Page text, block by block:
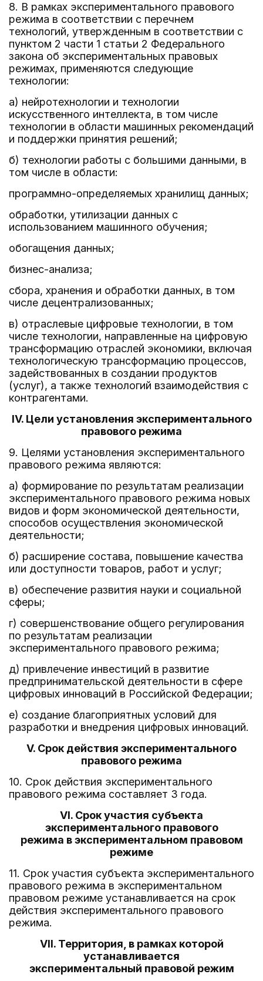
8. В рамках экспериментального правового
режима в соответствии с перечнем
технологий, утвержденным в соответствии с
пунктом 2 части 1 статьи 2 Федерального
закона об экспериментальных правовых
режимах, применяются следующие
технологии:
а) нейротехнологии и технологии
искусственного интеллекта, в том числе
технологии в области машинных рекомендаций
и поддержки принятия решений;
б) технологии работы с большими данными, в
том числе в области:
программно-определяемых хранилищ данных;
обработки, утилизации данных с
использованием машинного обучения;
обогащения данных;
бизнес-анализа;
сбора, хранения и обработки данных, в том
числе децентрализованных;
в) отраслевые цифровые технологии, в том
числе технологии, направленные на цифровую
трансформацию отраслей экономики, включая
технологическую трансформацию процессов,
задействованных в создании продуктов
(услуг), а также технологий взаимодействия с
контрагентами.
IV. Цели установления экспериментального
правового режима
9. Целями установления экспериментального
правового режима являются:
а) формирование по результатам реализации
экспериментального правового режима новых
видов и форм экономической деятельности,
способов осуществления экономической
деятельности;
б) расширение состава, повышение качества
или доступности товаров, работ и услуг;
в) обеспечение развития науки и социальной
сферы;
г) совершенствование общего регулирования
по результатам реализации
экспериментального правового режима;
д) привлечение инвестиций в развитие
предпринимательской деятельности в сфере
цифровых инноваций в Российской Федерации;
е) создание благоприятных условий для
разработки и внедрения цифровых инноваций.
V. Срок действия экспериментального
правового режима
10. Срок действия экспериментального
правового режима составляет 3 года.
VI. Срок участия субъекта
экспериментального правового
режима в экспериментальном правовом
режиме
11. Срок участия субъекта экспериментального
правового режима в экспериментальном
правовом режиме устанавливается на срок
действия экспериментального правового
режима.
VII. Территория, в рамках которой
устанавливается
экспериментальный правовой режим